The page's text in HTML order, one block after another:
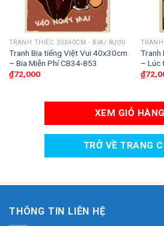
TRANH THIẾC 30X40CM - BIA/ RƯỢU
Tranh Bia tiếng Việt Vui 40x30cm
– Bia Miễn Phí CB34-853
₫72,000
Tranh
– Lúc
₫
XEM GIỎ HÀNG
TRỞ VỀ TRANG
THÔNG TIN LIÊN HỆ